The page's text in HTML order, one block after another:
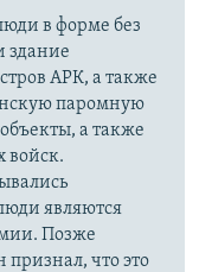
в форме без
здание
АРК, а также
паромную
а также
войск.
являются
Позже
что это